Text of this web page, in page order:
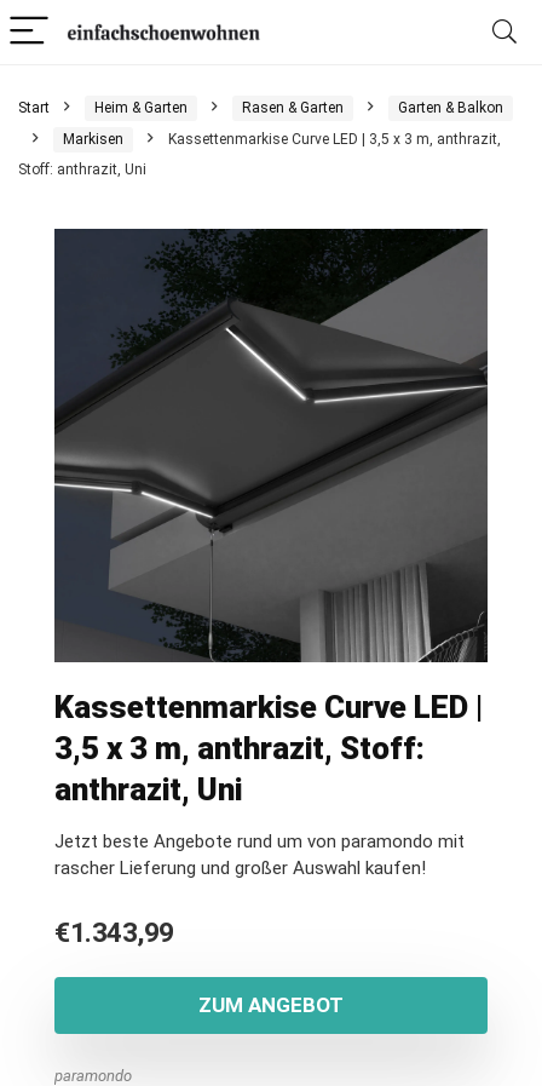
Start Heim & Garten Rasen & Garten
Garten & Balkon
Markisen
Kassettenmarkise Curve LED | 3,5 x 3 m, anthrazit,
Stoff: anthrazit, Uni
Kassettenmarkise Curve LED |
3,5 x 3 m, anthrazit, Stoff:
anthrazit, Uni
Jetzt beste Angebote rund um von paramondo mit
rascher Lieferung und großer Auswahl kaufen!
€1.343,99
ZUM ANGEBOT
paramondo